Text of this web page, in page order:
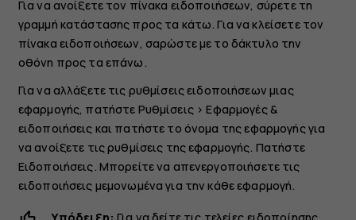
Για να ανοίξετε τον πίνακα ειδοποιήσεων, σύρετε τη
γραμμή κατάστασης προς τα κάτω. Για να κλείσετε τον
πίνακα ειδοποιήσεων, σαρώστε με το δάκτυλο την
οθόνη προς τα επάνω.
Για να αλλάξετε τις ρυθμίσεις ειδοποιήσεων μιας
εφαρμογής, πατήστε Ρυθμίσεις>Εφαρμογές &
ειδοποιήσεις και πατήστε το όνομα της εφαρμογής για
να ανοίξετε τις ρυθμίσεις της εφαρμογής. Πατήστε
Ειδοποιήσεις. Μπορείτε να απενεργοποιήσετε τις
ειδοποιήσεις μεμονωμένα για την κάθε εφαρμογή.